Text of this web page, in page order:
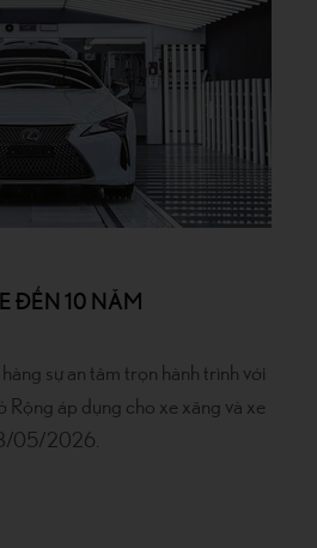
ĐẾN 10 NĂM
sự an tâm trọn hành trình với
áp dụng cho xe xăng và xe
05/2026.